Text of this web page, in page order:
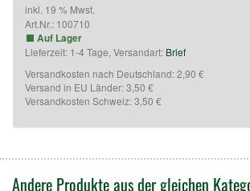
Inhaber: Kurt Schleske
Grenzallee 9-11
12057 Berlin
Deutschland
Phone: +49(0)30710 96 767
E-Mail: shop@mcbillard.de
inkl. 19 % Mwst.
Art.Nr.: 100710
Auf Lager
Lieferzeit: 1-4 Tage, Versandart: Brief
Versandkosten nach Deutschland: 2,90 €
Versand in EU Länder: 3,50 €
Versandkosten Schweiz: 3,50 €
Andere Produkte aus der gleichen